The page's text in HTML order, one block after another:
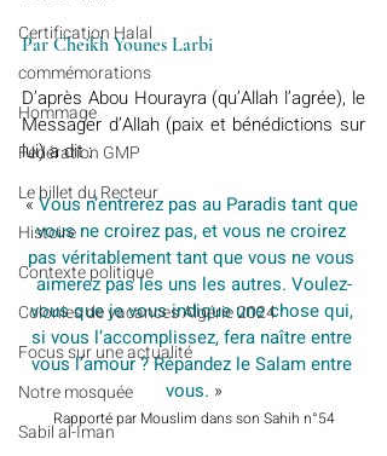
Certification Halal
commémorations
Hommage
Fédération GMP
Le billet du Recteur
Histoire
Contexte politique
Colonies de vacances Algérie 2024
​​Focus sur une actualité
Notre mosquée
Sabil al-Iman
Par Cheikh Younes Larbi
D’après Abou Hourayra (qu’Allah l’agrée), le
Messager d’Allah (paix et bénédictions sur
lui) a dit :
« Vous n’entrerez pas au Paradis tant que
vous ne croirez pas, et vous ne croirez
pas véritablement tant que vous ne vous
aimerez pas les uns les autres. Voulez-
vous que je vous indique une chose qui,
si vous l’accomplissez, fera naître entre
vous l’amour ? Répandez le Salam entre
vous. »
Rapporté par Mouslim dans son Sahih n°54